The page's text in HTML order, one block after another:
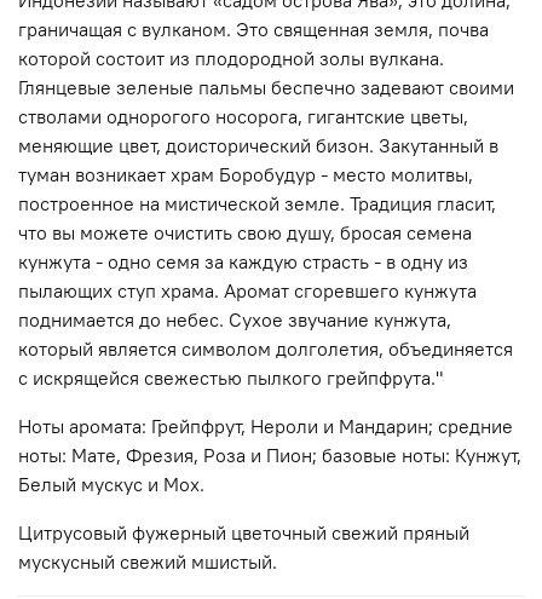
граничащая с вулканом. Это священная земля, почва
которой состоит из плодородной золы вулкана.
Глянцевые зеленые пальмы беспечно задевают своими
стволами однорогого носорога, гигантские цветы,
меняющие цвет, доисторический бизон. Закутанный в
туман возникает храм Боробудур - место молитвы,
построенное на мистической земле. Традиция гласит,
что вы можете очистить свою душу, бросая семена
кунжута - одно семя за каждую страсть - в одну из
пылающих ступ храма. Аромат сгоревшего кунжута
поднимается до небес. Сухое звучание кунжута,
который является символом долголетия, объединяется
с искрящейся свежестью пылкого грейпфрута."
Ноты аромата: Грейпфрут, Нероли и Мандарин; средние
ноты: Мате, Фрезия, Роза и Пион; базовые ноты: Кунжут,
Белый мускус и Мох.
Цитрусовый фужерный цветочный свежий пряный
мускусный свежий мшистый.